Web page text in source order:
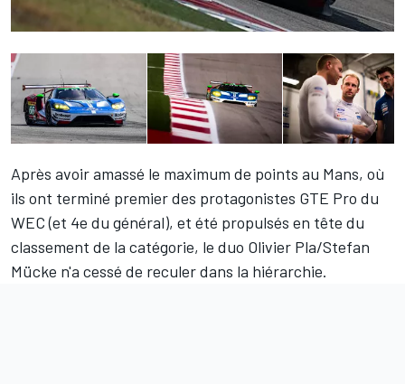
Après avoir amassé le maximum de points au Mans, où
ils ont terminé premier des protagonistes GTE Pro du
WEC (et 4e du général), et été propulsés en tête du
classement de la catégorie, le duo Olivier Pla/Stefan
Mücke n'a cessé de reculer dans la hiérarchie.